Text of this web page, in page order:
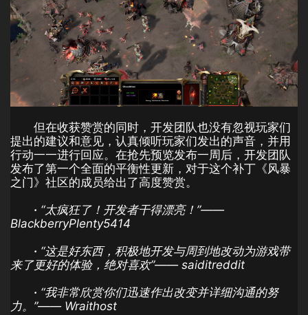
但在收获赞赏的同时，开发团队也没有忽视玩家们
提出的建议和意见，认真倾听玩家们发出的声音，并用
行动一一进行回应。在抢先预览发布一周后，开发团队
发布了第一个全面的平衡性更新，对于这个补丁《风暴
之门》社区的成员给出了高度赞赏。
· “太疯狂了！开发者干得漂亮！”——
BlackberryPlenty5414
· “这是好东西，积极地开发与周到地改动为游戏带
来了更好的体验，绝对喜欢”—— saiditreddit
· “我非常欣赏你们迅速作出改变并详细沟通的努
力。”—— Wraithost